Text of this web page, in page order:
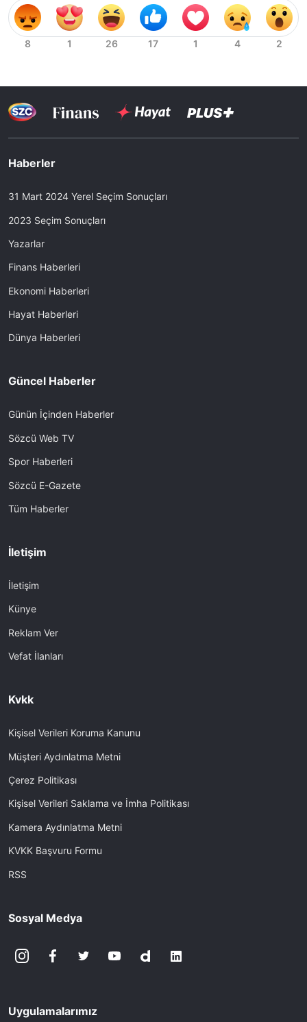
Haberler
31 Mart 2024 Yerel Seçim Sonuçları
2023 Seçim Sonuçları
Yazarlar
Finans Haberleri
Ekonomi Haberleri
Hayat Haberleri
Dünya Haberleri
Güncel Haberler
Günün İçinden Haberler
Sözcü Web TV
Spor Haberleri
Sözcü E-Gazete
Tüm Haberler
İletişim
İletişim
Künye
Reklam Ver
Vefat İlanları
Kvkk
Kişisel Verileri Koruma Kanunu
Müşteri Aydınlatma Metni
Çerez Politikası
Kişisel Verileri Saklama ve İmha Politikası
Kamera Aydınlatma Metni
KVKK Başvuru Formu
RSS
Sosyal Medya
Uygulamalarımız